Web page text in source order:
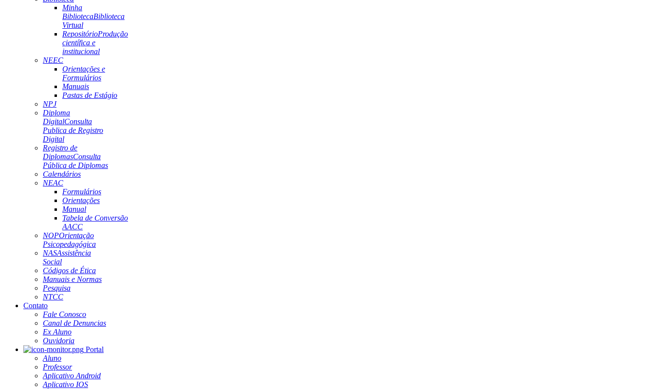
Minha
BibliotecaBiblioteca
Virtual
RepositórioProdução
científica e
institucional
NEEC
Orientações e
Formulários
Manuais
Pastas de Estágio
NPJ
Diploma
DigitalConsulta
Publica de Registro
Digital
Registro de
DiplomasConsulta
Pública de Diplomas
Calendários
NEAC
Formulários
Orientações
Manual
Tabela de Conversão
AACC
NOPOrientação
Psicopedagógica
NASAssistência
Social
Códigos de Ética
Manuais e Normas
Pesquisa
NTCC
Contato
Fale Conosco
Canal de Denuncias
Ex Aluno
Ouvidoria
Portal
Aluno
Professor
Aplicativo Android
Aplicativo IOS